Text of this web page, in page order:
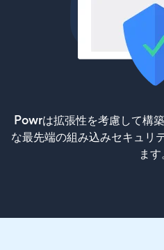
Powrは拡張性を考慮して構
な最先端の組み込みセキュリ
ます。